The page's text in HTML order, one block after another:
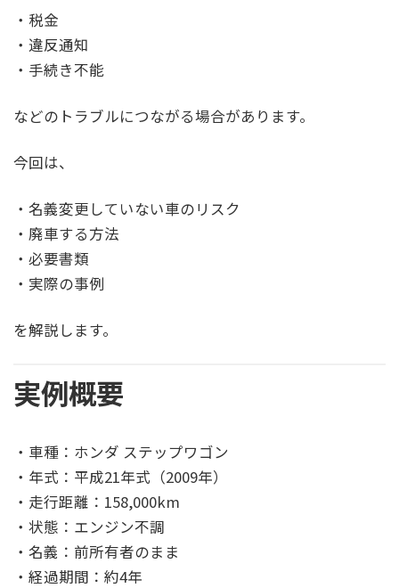
・税金
・違反通知
・手続き不能
などのトラブルにつながる場合があります。
今回は、
・名義変更していない車のリスク
・廃車する方法
・必要書類
・実際の事例
を解説します。
実例概要
・車種：ホンダ ステップワゴン
・年式：平成21年式（2009年）
・走行距離：158,000km
・状態：エンジン不調
・名義：前所有者のまま
・経過期間：約4年